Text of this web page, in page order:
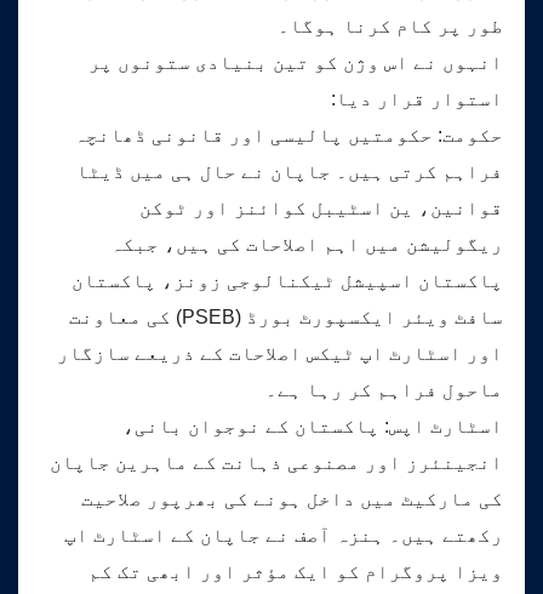
طور پر کام کرنا ہوگا۔
انہوں نے اس وژن کو تین بنیادی ستونوں پر
استوار قرار دیا:
حکومت: حکومتیں پالیسی اور قانونی ڈھانچہ
فراہم کرتی ہیں۔ جاپان نے حال ہی میں ڈیٹا
قوانین، ین اسٹیبل کوائنز اور ٹوکن
ریگولیشن میں اہم اصلاحات کی ہیں، جبکہ
پاکستان اسپیشل ٹیکنالوجی زونز، پاکستان
سافٹ ویئر ایکسپورٹ بورڈ (PSEB) کی معاونت
اور اسٹارٹ اپ ٹیکس اصلاحات کے ذریعے سازگار
ماحول فراہم کر رہا ہے۔
اسٹارٹ اپس: پاکستان کے نوجوان بانی،
انجینئرز اور مصنوعی ذہانت کے ماہرین جاپان
کی مارکیٹ میں داخل ہونے کی بھرپور صلاحیت
رکھتے ہیں۔ ہنزہ آصف نے جاپان کے اسٹارٹ اپ
ویزا پروگرام کو ایک مؤثر اور ابھی تک کم